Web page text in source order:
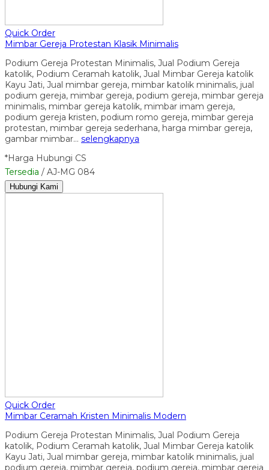
Quick Order
Mimbar Gereja Protestan Klasik Minimalis
Podium Gereja Protestan Minimalis, Jual Podium Gereja
katolik, Podium Ceramah katolik, Jual Mimbar Gereja katolik
Kayu Jati, Jual mimbar gereja, mimbar katolik minimalis, jual
podium gereja, mimbar gereja, podium gereja, mimbar gereja
minimalis, mimbar gereja katolik, mimbar imam gereja,
podium gereja kristen, podium romo gereja, mimbar gereja
protestan, mimbar gereja sederhana, harga mimbar gereja,
gambar mimbar… selengkapnya
*Harga Hubungi CS
Tersedia / AJ-MG 084
Hubungi Kami
Quick Order
Mimbar Ceramah Kristen Minimalis Modern
Podium Gereja Protestan Minimalis, Jual Podium Gereja
katolik, Podium Ceramah katolik, Jual Mimbar Gereja katolik
Kayu Jati, Jual mimbar gereja, mimbar katolik minimalis, jual
podium gereja, mimbar gereja, podium gereja, mimbar gereja